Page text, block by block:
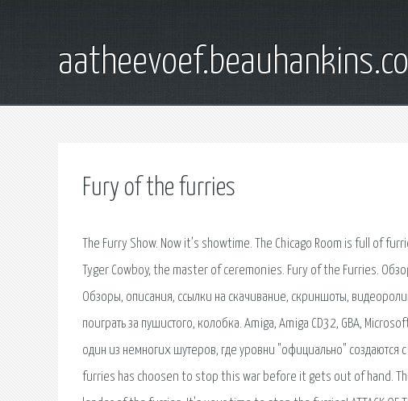
Fury of the furries
The Furry Show. Now it’s showtime. The Chicago Room is full of
Tyger Cowboy, the master of ceremonies. Fury of the Furries.
Обзоры, описания, ссылки на скачивание, скриншоты,
поиграть за пушистого, колобка. Amiga, Amiga CD32, GBA,
один из немногих шутеров, где уровни "официально"
furries has choosen to stop this war before it gets out of hand.